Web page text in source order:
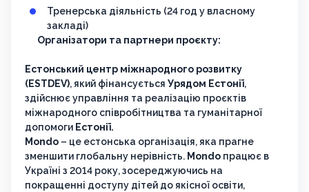
Тренерська діяльність (24 год у власному
закладі)
Організатори та партнери проєкту:
Естонський центр міжнародного розвитку
(ESTDEV), який фінансується Урядом Естонії,
здійснює управління та реалізацію проєктів
міжнародного співробітництва та гуманітарної
допомоги Естонії.
Mondo – це естонська організація, яка прагне
зменшити глобальну нерівність. Mondo працює в
Україні з 2014 року, зосереджуючись на
покращенні доступу дітей до якісної освіти,